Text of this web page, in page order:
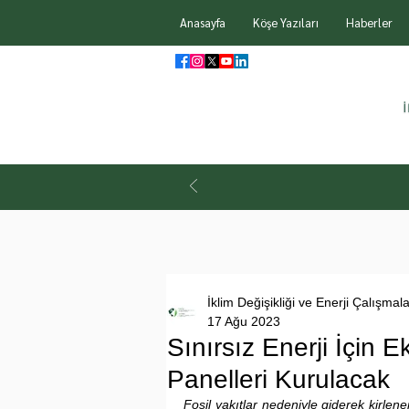
Anasayfa Köşe Yazıları Haberler
Sınırsız Enerji İçin
Panelleri Kurulacak
İklim Değişikliği ve Enerji
17 Ağu 2023
Fosil yakıtlar nedeniyle giderek